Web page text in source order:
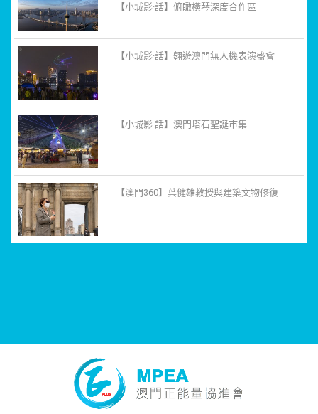
【小城影·話】俯瞰橫琴深度合作區
【小城影·話】翱遊澳門無人機表演盛會
【小城影·話】澳門塔石聖誕市集
【澳門360】葉健雄教授與建築文物修復